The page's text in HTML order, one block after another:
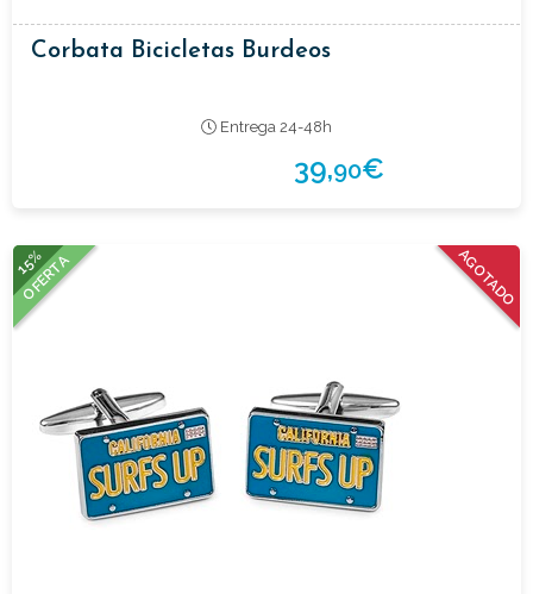
Corbata Bicicletas Burdeos
Entrega 24-48h
39,90€
AGOTADO
15%
OFERTA